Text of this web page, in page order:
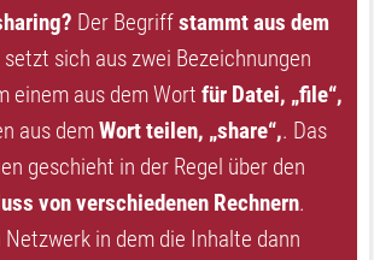
Der Begriffstammt aus dem
setzt sich aus zwei Bezeichnungen
einem aus dem Wortfür Datei, „file“,
aus demWort teilen, „share“,. Das
geschieht in der Regel über den
von verschiedenen Rechnern.
Netzwerk in dem die Inhalte dann